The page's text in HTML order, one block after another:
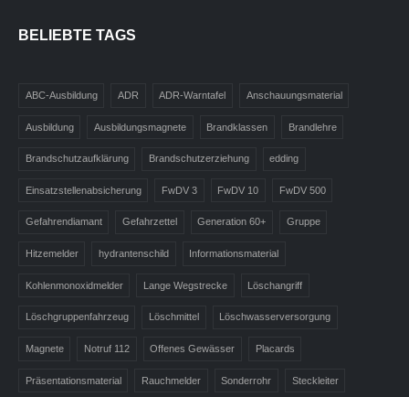
BELIEBTE TAGS
ABC-Ausbildung ADR ADR-Warntafel Anschauungsmaterial
Ausbildung Ausbildungsmagnete Brandklassen Brandlehre
Brandschutzaufklärung Brandschutzerziehung edding
Einsatzstellenabsicherung FwDV 3 FwDV 10 FwDV 500
Gefahrendiamant Gefahrzettel Generation 60+ Gruppe
Hitzemelder hydrantenschild Informationsmaterial
Kohlenmonoxidmelder Lange Wegstrecke Löschangriff
Löschgruppenfahrzeug Löschmittel Löschwasserversorgung
Magnete Notruf 112 Offenes Gewässer Placards
Präsentationsmaterial Rauchmelder Sonderrohr Steckleiter